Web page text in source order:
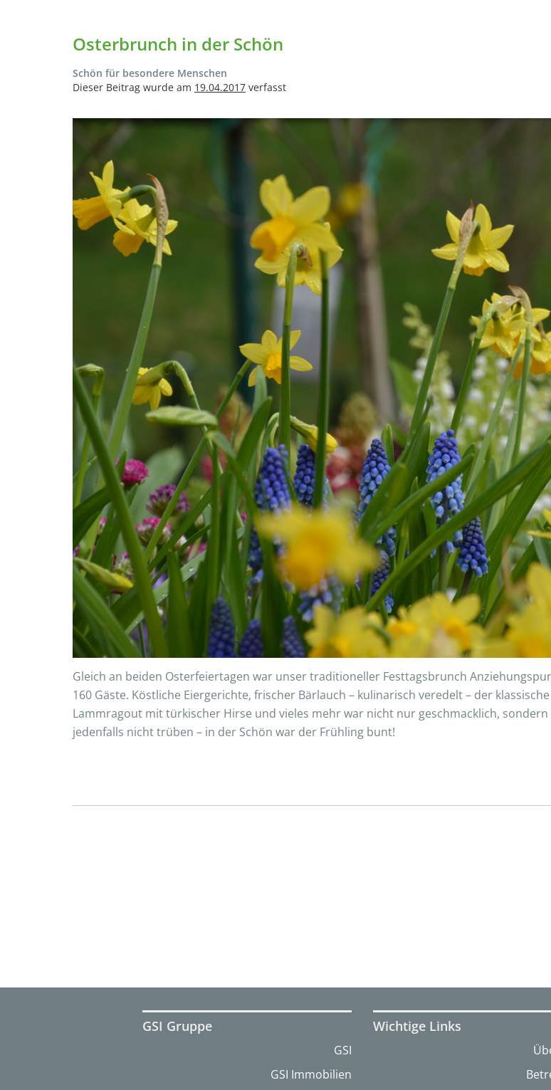
Osterbrunch in der Schön
Schön für besondere Menschen
Dieser Beitrag wurde am 19.04.2017 verfasst
Gleich an beiden Osterfeiertagen war unser traditioneller Festtagsbrunch
160 Gäste. Köstliche Eiergerichte, frischer Bärlauch – kulinarisch veredelt – der
Lammragout mit türkischer Hirse und vieles mehr war nicht nur geschmacklich,
jedenfalls nicht trüben – in der Schön war der Frühling bunt!
GSI Gruppe
GSI
GSI Immobilien
Wichtige Links